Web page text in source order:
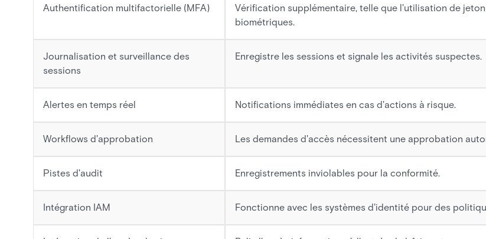
Authentification multifactorielle (MFA)
Vérification supplémentaire, telle que l'utilisation de
biométriques.
Journalisation et surveillance des
sessions
Enregistre les sessions et signale les activités suspectes.
Alertes en temps réel Notifications immédiates en cas d'actions à risque.
Workflows d'approbation Les demandes d'accès nécessitent une approbation
Pistes d'audit Enregistrements inviolables pour la conformité.
Intégration IAM Fonctionne avec les systèmes d'identité pour des